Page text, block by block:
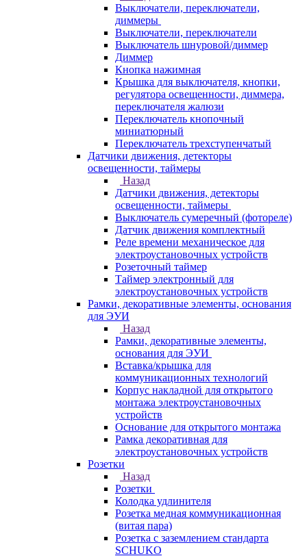
Выключатели, переключатели,
диммеры
Выключатели, переключатели
Выключатель шнуровой/диммер
Диммер
Кнопка нажимная
Крышка для выключателя, кнопки,
регулятора освещенности, диммера,
переключателя жалюзи
Переключатель кнопочный
миниатюрный
Переключатель трехступенчатый
Датчики движения, детекторы
освещенности, таймеры
Назад
Датчики движения, детекторы
освещенности, таймеры
Выключатель сумеречный (фотореле)
Датчик движения комплектный
Реле времени механическое для
электроустановочных устройств
Розеточный таймер
Таймер электронный для
электроустановочных устройств
Рамки, декоративные элементы, основания
для ЭУИ
Назад
Рамки, декоративные элементы,
основания для ЭУИ
Вставка/крышка для
коммуникационных технологий
Корпус накладной для открытого
монтажа электроустановочных
устройств
Основание для открытого монтажа
Рамка декоративная для
электроустановочных устройств
Розетки
Назад
Розетки
Колодка удлинителя
Розетка медная коммуникационная
(витая пара)
Розетка с заземлением стандарта
SCHUKO